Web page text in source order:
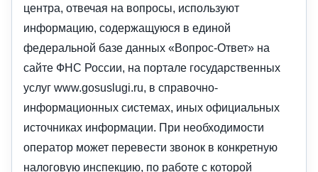
центра, отвечая на вопросы, используют
информацию, содержащуюся в единой
федеральной базе данных «Вопрос-Ответ» на
сайте ФНС России, на портале государственных
услуг www.gosuslugi.ru, в справочно-
информационных системах, иных официальных
источниках информации. При необходимости
оператор может перевести звонок в конкретную
налоговую инспекцию, по работе с которой